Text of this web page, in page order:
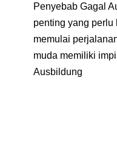
Penyebab Gagal
penting yang perlu
memulai
muda memiliki
Ausbildung